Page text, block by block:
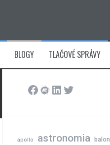
BLOGY TLAČOVÉ SPRÁVY
Facebook
Meetup
LinkedIn
Twitter
apollo astronomia balon